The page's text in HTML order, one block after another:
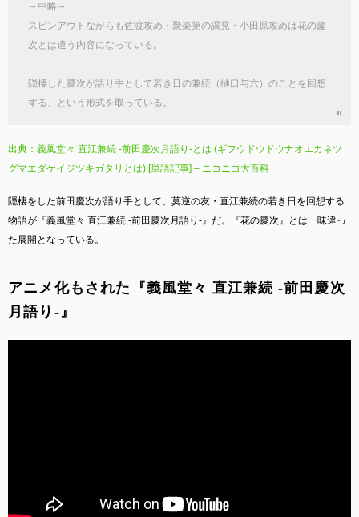
～中略～
スピンアウトながらも佐渡攻め・聚楽第の謁見・小田原攻めは花の慶
次とは違う内容になっている。
隠棲した慶次が語り手として若き日の兼続（樋口与六）のことを回想
する、という形式を取っている。
出典：義風堂々 直江兼続 -前田慶次月語り-とは (ギフウドウドウナオエカネツ
グマエダケイジツキガタリとは) [単語記事] – ニコニコ大百科
隠棲をした前田慶次が語り手として、莫逆の友・直江兼続の若き日を回想する
物語が『義風堂々 直江兼続 -前田慶次月語り-』だ。『花の慶次』とは一味違っ
た展開となっている。
アニメ化もされた『義風堂々 直江兼続 -前田慶次
月語り-』